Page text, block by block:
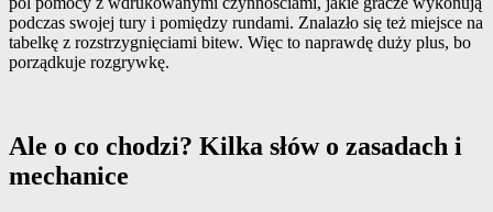
podczas swojej tury i pomiędzy rundami. Znalazło się też miejsce na
tabelkę z rozstrzygnięciami bitew. Więc to naprawdę duży plus, bo
porządkuje rozgrywkę.
Ale o co chodzi? Kilka słów o zasadach i
mechanice